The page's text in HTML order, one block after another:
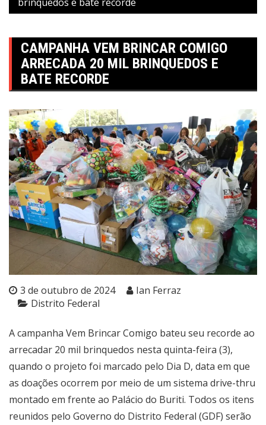
CAMPANHA VEM BRINCAR COMIGO
ARRECADA 20 MIL BRINQUEDOS E
BATE RECORDE
3 de outubro de 2024
Ian Ferraz
Distrito Federal
A campanha Vem Brincar Comigo bateu seu recorde ao
arrecadar 20 mil brinquedos nesta quinta-feira (3),
quando o projeto foi marcado pelo Dia D, data em que
as doações ocorrem por meio de um sistema drive-thru
montado em frente ao Palácio do Buriti. Todos os itens
reunidos pelo Governo do Distrito Federal (GDF) serão